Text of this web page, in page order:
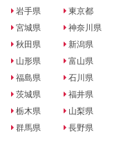
岩手県
宮城県
秋田県
山形県
福島県
茨城県
栃木県
群馬県
東京都
神奈川県
新潟県
富山県
石川県
福井県
山梨県
長野県